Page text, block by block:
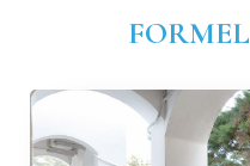
FORMEL